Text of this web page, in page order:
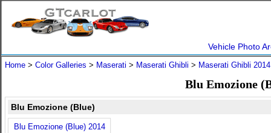
Vehicle Photo
Home > Color Galleries > Maserati > Maserati Ghibli > Maserati Ghibli 2014
Blu Emozione
Blu Emozione (Blue)
Blu Emozione (Blue) 2014